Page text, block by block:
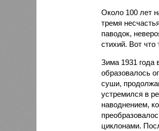
Около 100 лет
тремя
паводок,
стихий. Вот что
Зима 1931 года
образовалось
суши,
устремился в
наводнением,
циклонами.